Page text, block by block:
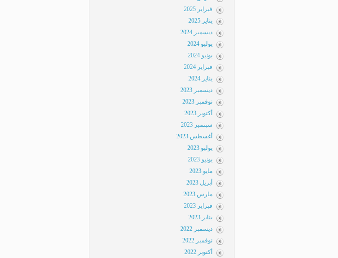
فبراير 2025
يناير 2025
ديسمبر 2024
يوليو 2024
يونيو 2024
فبراير 2024
يناير 2024
ديسمبر 2023
نوفمبر 2023
أكتوبر 2023
سبتمبر 2023
أغسطس 2023
يوليو 2023
يونيو 2023
مايو 2023
أبريل 2023
مارس 2023
فبراير 2023
يناير 2023
ديسمبر 2022
نوفمبر 2022
أكتوبر 2022